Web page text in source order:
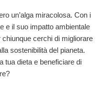
un’alga miracolosa. Con i
e il suo impatto ambientale
cerchi di migliorare
sostenibilità del pianeta.
tua dieta e beneficiare di